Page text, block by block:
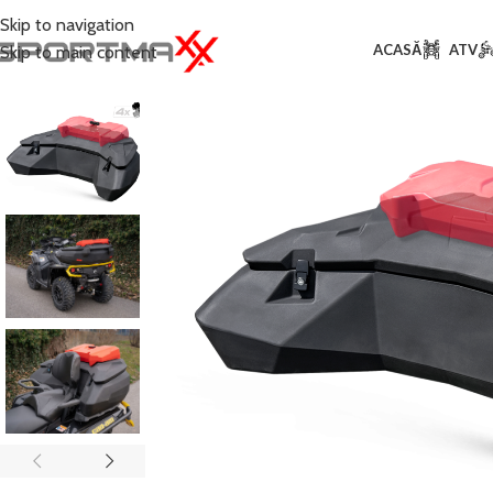
Skip to navigation
Skip to main content
ACASĂ ATV